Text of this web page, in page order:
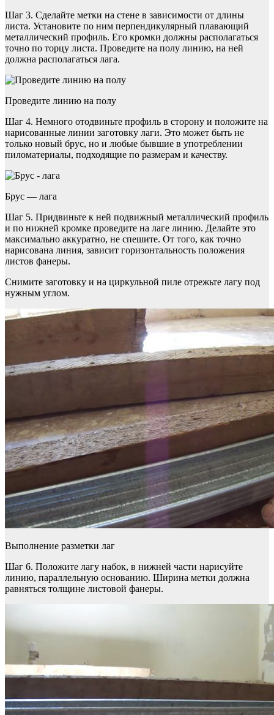
Шаг 3. Сделайте метки на стене в зависимости от длины
листа. Установите по ним перпендикулярный плавающий
металлический профиль. Его кромки должны располагаться
точно по торцу листа. Проведите на полу линию, на ней
должна располагаться лага.
Проведите линию на полу
Шаг 4. Немного отодвиньте профиль в сторону и положите на
нарисованные линии заготовку лаги. Это может быть не
только новый брус, но и любые бывшие в употреблении
пиломатериалы, подходящие по размерам и качеству.
Брус — лага
Шаг 5. Придвиньте к ней подвижный металлический профиль
и по нижней кромке проведите на лаге линию. Делайте это
максимально аккуратно, не спешите. От того, как точно
нарисована линия, зависит горизонтальность положения
листов фанеры.
Снимите заготовку и на циркульной пиле отрежьте лагу под
нужным углом.
Выполнение разметки лаг
Шаг 6. Положите лагу набок, в нижней части нарисуйте
линию, параллельную основанию. Ширина метки должна
равняться толщине листовой фанеры.